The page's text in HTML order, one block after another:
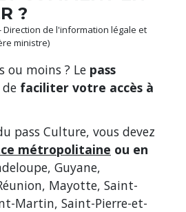
?
Direction de l'information légale et
ministre)
ou moins ? Le pass
faciliter votre accès à
pass Culture, vous devez
métropolitaine ou en
Guyane,
Mayotte, Saint-
Martin, Saint-Pierre-et-